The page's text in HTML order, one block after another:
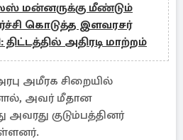
மன்னருக்கு மீண்டும்
கொடுத்த இளவரசர்
திட்டத்தில் அதிரடி மாற்றம்
அமீரக சிறையில்
அவர் மீதான
அவரது குடும்பத்தினர்